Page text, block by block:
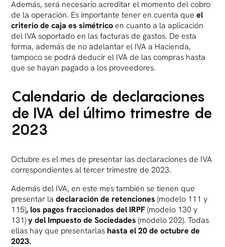
Además, será necesario acreditar el momento del cobro
de la operación. Es importante tener en cuenta queel
criterio de caja es simétrico en cuanto a la aplicación
del IVA soportado en las facturas de gastos. De esta
forma, además de no adelantar el IVA a Hacienda,
tampoco se podrá deducir el IVA de las compras hasta
que se hayan pagado a los proveedores.
Calendario de declaraciones
de IVA del último trimestre de
2023
Octubre es el mes de presentar las declaraciones de IVA
correspondientes al tercer trimestre de 2023.
Además del IVA, en este mes también se tienen que
presentar ladeclaración de retenciones(modelo 111 y
115), los pagos fraccionados del IRPF(modelo 130 y
131)y del Impuesto de Sociedades(modelo 202). Todas
ellas hay que presentarlas hasta el 20 de octubre de
2023.